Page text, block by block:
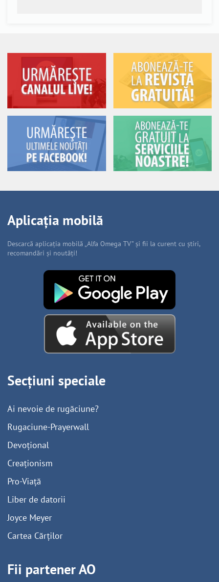
Aplicația mobilă
Descarcă aplicația mobilă „Alfa Omega TV” și fii la curent cu știri,
recomandări și noutăți!
Secțiuni speciale
Ai nevoie de rugăciune?
Rugaciune-Prayerwall
Devoțional
Creaționism
Pro-Viață
Liber de datorii
Joyce Meyer
Cartea Cărților
Fii partener AO